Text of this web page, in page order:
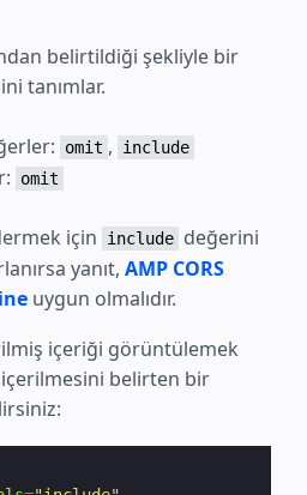
belirtildiği şekliyle bir
tanımlar.
omit , include
omit
için include değerini
yanıt, AMP CORS
uygun olmalıdır.
içeriği görüntülemek
belirten bir